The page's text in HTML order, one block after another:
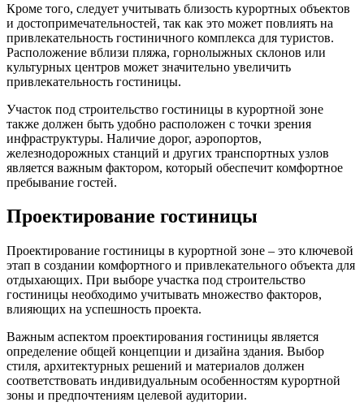
Кроме того, следует учитывать близость курортных объектов
и достопримечательностей, так как это может повлиять на
привлекательность гостиничного комплекса для туристов.
Расположение вблизи пляжа, горнолыжных склонов или
культурных центров может значительно увеличить
привлекательность гостиницы.
Участок под строительство гостиницы в курортной зоне
также должен быть удобно расположен с точки зрения
инфраструктуры. Наличие дорог, аэропортов,
железнодорожных станций и других транспортных узлов
является важным фактором, который обеспечит комфортное
пребывание гостей.
Проектирование гостиницы
Проектирование гостиницы в курортной зоне – это ключевой
этап в создании комфортного и привлекательного объекта для
отдыхающих. При выборе участка под строительство
гостиницы необходимо учитывать множество факторов,
влияющих на успешность проекта.
Важным аспектом проектирования гостиницы является
определение общей концепции и дизайна здания. Выбор
стиля, архитектурных решений и материалов должен
соответствовать индивидуальным особенностям курортной
зоны и предпочтениям целевой аудитории.